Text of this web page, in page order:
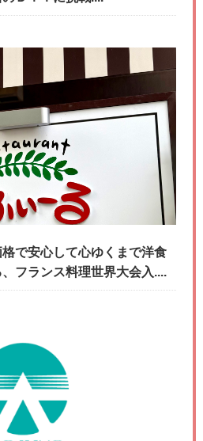
で安心して心ゆくまで洋食
フランス料理世界大会入....